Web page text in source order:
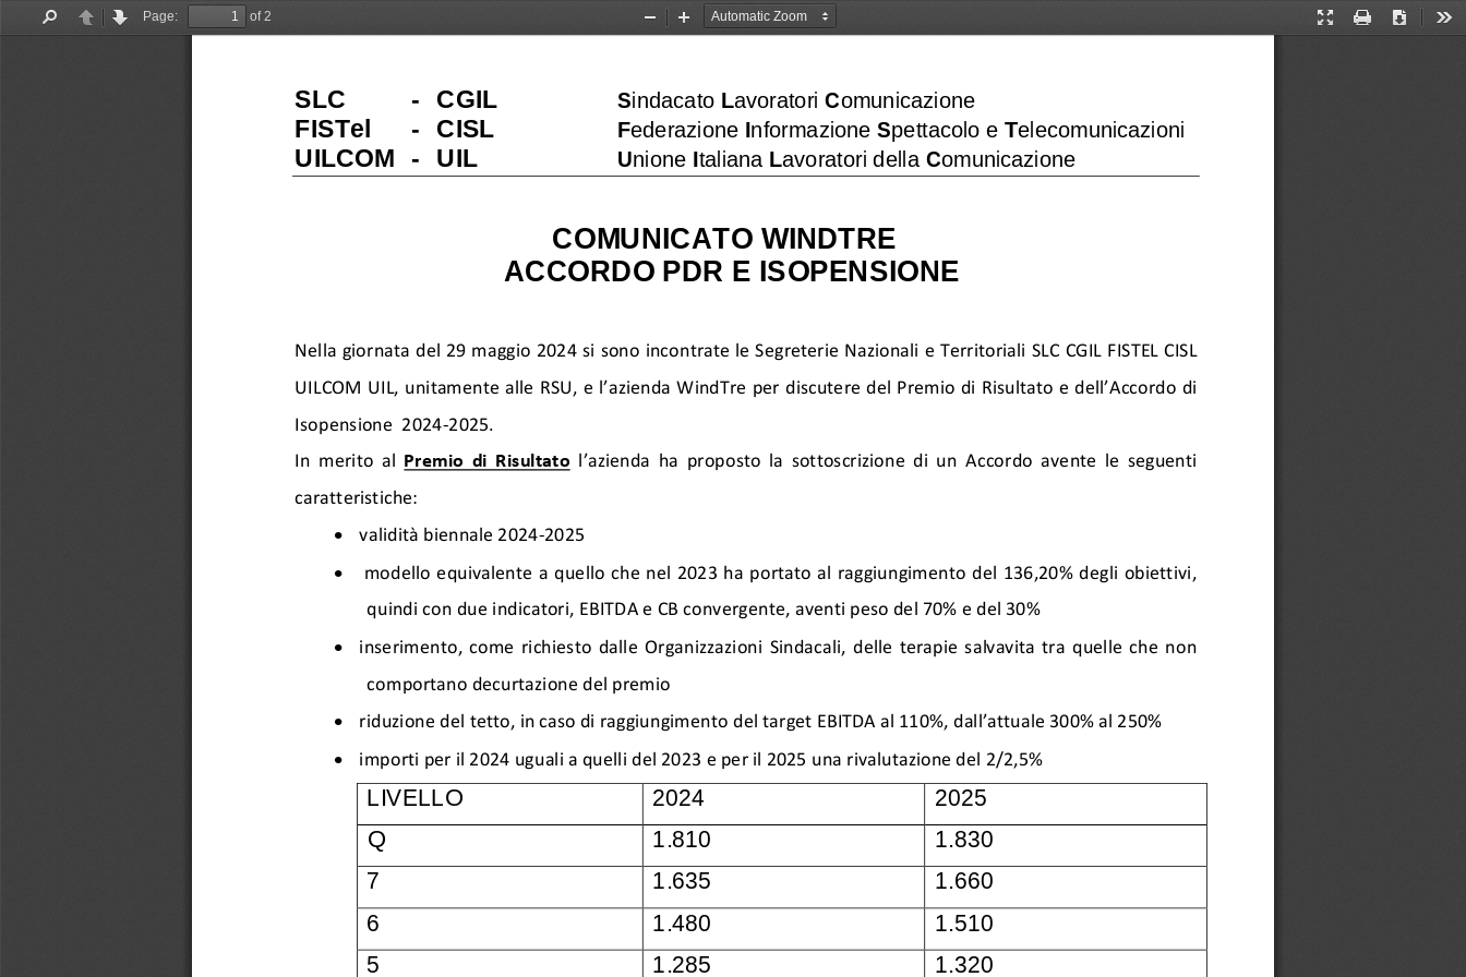
PreviousNext
Page:
of 2
Presentation
Print Download
Zoom
Zoom
SLC - CGIL Sindacato Lavoratori Comunicazione
FISTel - CISL Federazione Informazione Spettacolo e Telecomunicazioni
UILCOM - UIL Unione Italiana Lavoratori della Comunicazione
COMUNICATO WINDTRE
ACCORDO PDR E ISOPENSIONE
Nella giornata del 29 maggio 2024 si sono incontrate le Segreterie Nazionali e Territoriali SLC CGIL FISTEL CISL
UILCOM UIL, unitamente alle RSU, e l’azienda WindTre per discutere del Premio di Risultato e dell’Accordo di
Isopensione  2024-2025.
In  merito  al Premio  di  Risultato l’azienda ha proposto la sottoscrizione di un Accordo avente  le  seguenti
caratteristiche:
•
validità biennale 2024-2025
•
modello  equivalente  a  quello  che  nel 2023  ha  portato  al  raggiungimento  del 136,20%  degli obiettivi,
quindi con due indicatori, EBITDA e CB convergente, aventi peso del 70% e del 30%
•
inserimento,  come  richiesto  dalle  Organizzazioni  Sindacali,  delle  terapie  salvavita  tra  quelle  che  non
comportano decurtazione del premio
•
riduzione del tetto, in caso di raggiungimento del target EBITDA al 110%, dall’attuale 300% al 250%
•
importi per il 2024 uguali a quelli del 2023 e per il 2025 una rivalutazione del 2/2,5%
LIVELLO 2024
2025
Q
1.810
1.830
7
1.635
1.660
6
1.480
1.510
5
1 .285 1.320